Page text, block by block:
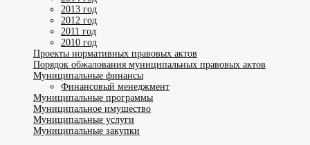
2013 год
2012 год
2011 год
2010 год
Проекты нормативных правовых актов
Порядок обжалования муниципальных правовых актов
Муниципальные финансы
Финансовый менеджмент
Муниципальные программы
Муниципальное имущество
Муниципальные услуги
Муниципальные закупки